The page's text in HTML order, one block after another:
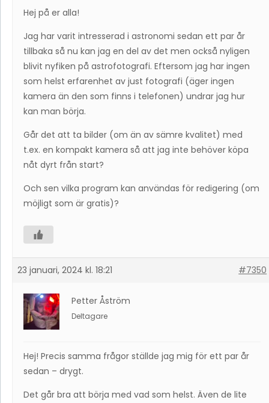
Hej på er alla!
Jag har varit intresserad i astronomi sedan ett par år
tillbaka så nu kan jag en del av det men också nyligen
blivit nyfiken på astrofotografi. Eftersom jag har ingen
som helst erfarenhet av just fotografi (äger ingen
kamera än den som finns i telefonen) undrar jag hur
kan man börja.
Går det att ta bilder (om än av sämre kvalitet) med
t.ex. en kompakt kamera så att jag inte behöver köpa
nåt dyrt från start?
Och sen vilka program kan användas för redigering (om
möjligt som är gratis)?
23 januari, 2024 kl. 18:21 #7350
Petter Åström
Deltagare
Hej! Precis samma frågor ställde jag mig för ett par år
sedan – drygt.
Det går bra att börja med vad som helst. Även de lite